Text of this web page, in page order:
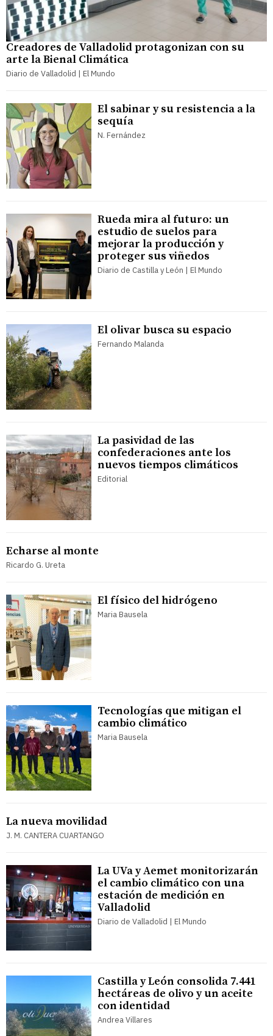
Creadores de Valladolid protagonizan con su
arte la Bienal Climática
Diario de Valladolid | El Mundo
El sabinar y su resistencia a la
sequía
N. Fernández
Rueda mira al futuro: un
estudio de suelos para
mejorar la producción y
proteger sus viñedos
Diario de Castilla y León | El Mundo
El olivar busca su espacio
Fernando Malanda
La pasividad de las
confederaciones ante los
nuevos tiempos climáticos
Editorial
Echarse al monte
Ricardo G. Ureta
El físico del hidrógeno
Maria Bausela
Tecnologías que mitigan el
cambio climático
Maria Bausela
La nueva movilidad
J. M. CANTERA CUARTANGO
La UVa y Aemet monitorizarán
el cambio climático con una
estación de medición en
Valladolid
Diario de Valladolid | El Mundo
Castilla y León consolida 7.441
hectáreas de olivo y un aceite
con identidad
Andrea Villares